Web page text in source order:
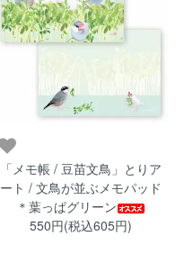
「メモ帳 / 豆苗文鳥」とりア
ート / 文鳥が並ぶメモパッド
＊葉っぱグリーン
550円(税込605円)